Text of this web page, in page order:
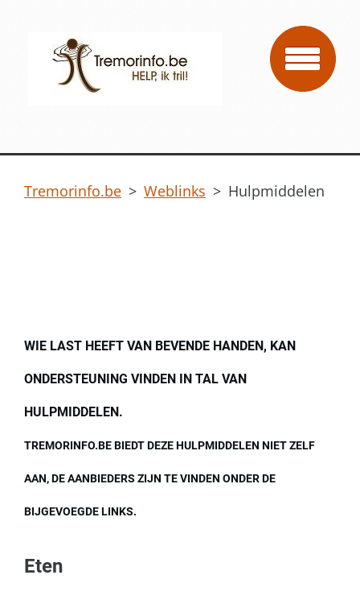
Tremorinfo.be > Weblinks > Hulpmiddelen
WIE LAST HEEFT VAN BEVENDE HANDEN, KAN
ONDERSTEUNING VINDEN IN TAL VAN
HULPMIDDELEN.
TREMORINFO.BE BIEDT DEZE HULPMIDDELEN NIET ZELF
AAN, DE AANBIEDERS ZIJN TE VINDEN ONDER DE
BIJGEVOEGDE LINKS.
Eten